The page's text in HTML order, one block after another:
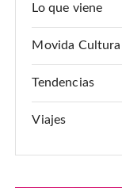
Lo que viene
Movida Cultural
Tendencias
Viajes